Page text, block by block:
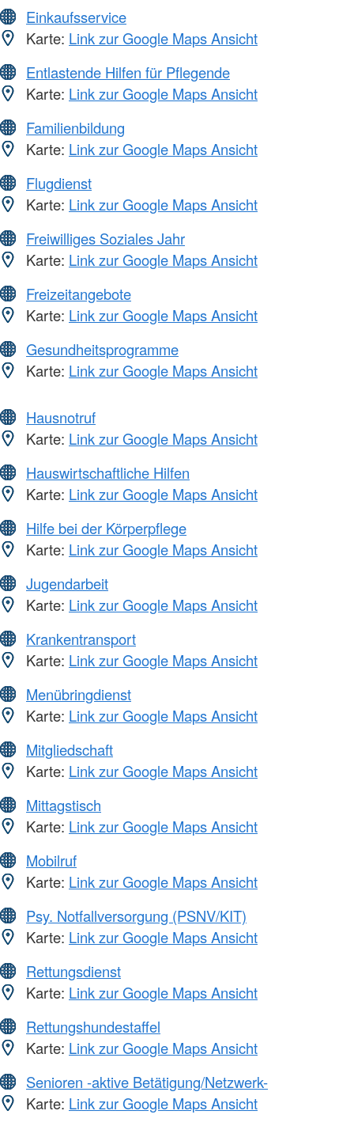
Einkaufsservice
Karte: Link zur Google Maps Ansicht
Entlastende Hilfen für Pflegende
Karte: Link zur Google Maps Ansicht
Familienbildung
Karte: Link zur Google Maps Ansicht
Flugdienst
Karte: Link zur Google Maps Ansicht
Freiwilliges Soziales Jahr
Karte: Link zur Google Maps Ansicht
Freizeitangebote
Karte: Link zur Google Maps Ansicht
Gesundheitsprogramme
Karte: Link zur Google Maps Ansicht
Hausnotruf
Karte: Link zur Google Maps Ansicht
Hauswirtschaftliche Hilfen
Karte: Link zur Google Maps Ansicht
Hilfe bei der Körperpflege
Karte: Link zur Google Maps Ansicht
Jugendarbeit
Karte: Link zur Google Maps Ansicht
Krankentransport
Karte: Link zur Google Maps Ansicht
Menübringdienst
Karte: Link zur Google Maps Ansicht
Mitgliedschaft
Karte: Link zur Google Maps Ansicht
Mittagstisch
Karte: Link zur Google Maps Ansicht
Mobilruf
Karte: Link zur Google Maps Ansicht
Psy. Notfallversorgung (PSNV/KIT)
Karte: Link zur Google Maps Ansicht
Rettungsdienst
Karte: Link zur Google Maps Ansicht
Rettungshundestaffel
Karte: Link zur Google Maps Ansicht
Senioren -aktive Betätigung/Netzwerk-
Karte: Link zur Google Maps Ansicht